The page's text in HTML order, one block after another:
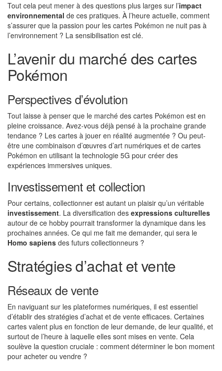
Tout cela peut mener à des questions plus larges sur l’impact
environnemental de ces pratiques. À l’heure actuelle, comment
s’assurer que la passion pour les cartes Pokémon ne nuit pas à
l’environnement ? La sensibilisation est clé.
L’avenir du marché des cartes
Pokémon
Perspectives d’évolution
Tout laisse à penser que le marché des cartes Pokémon est en
pleine croissance. Avez-vous déjà pensé à la prochaine grande
tendance ? Les cartes à jouer en réalité augmentée ? Ou peut-
être une combinaison d’œuvres d’art numériques et de cartes
Pokémon en utilisant la technologie 5G pour créer des
expériences immersives uniques.
Investissement et collection
Pour certains, collectionner est autant un plaisir qu’un véritable
investissement. La diversification des expressions culturelles
autour de ce hobby pourrait transformer la dynamique dans les
prochaines années. Ce qui me fait me demander, qui sera le
Homo sapiens des futurs collectionneurs ?
Stratégies d’achat et vente
Réseaux de vente
En naviguant sur les plateformes numériques, il est essentiel
d’établir des stratégies d’achat et de vente efficaces. Certaines
cartes valent plus en fonction de leur demande, de leur qualité, et
surtout de l’heure à laquelle elles sont mises en vente. Cela
soulève la question cruciale : comment déterminer le bon moment
pour acheter ou vendre ?